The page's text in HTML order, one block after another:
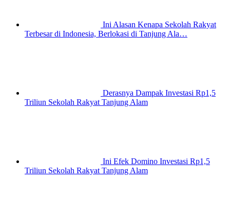
Ini Alasan Kenapa Sekolah Rakyat
Terbesar di Indonesia, Berlokasi di Tanjung Ala…
Derasnya Dampak Investasi Rp1,5
Triliun Sekolah Rakyat Tanjung Alam
Ini Efek Domino Investasi Rp1,5
Triliun Sekolah Rakyat Tanjung Alam